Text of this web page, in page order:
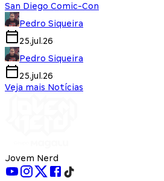
San Diego Comic-Con
Pedro Siqueira
25.jul.26
Pedro Siqueira
25.jul.26
Veja mais Notícias
Jovem Nerd